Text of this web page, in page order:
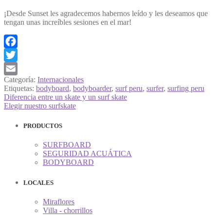
¡Desde Sunset les agradecemos habernos leído y les deseamos que
tengan unas increíbles sesiones en el mar!
Facebook
Twitter
Email
Categoría: Internacionales
Etiquetas: bodyboard, bodyboarder, surf peru, surfer, surfing peru
Navegación
de
entradas
Anterior:
Diferencia entre un skate y un surf skate
Siguiente:
Elegir nuestro surfskate
PRODUCTOS
SURFBOARD
SEGURIDAD ACUÁTICA
BODYBOARD
LOCALES
Miraflores
Villa - chorrillos